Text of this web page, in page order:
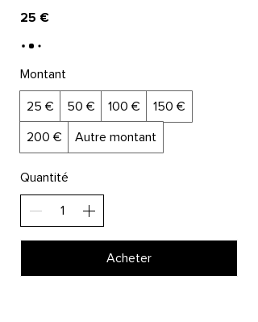
25 €
Montant
25 € 50 € 100 € 150 €
200 € Autre montant
Quantité
Acheter